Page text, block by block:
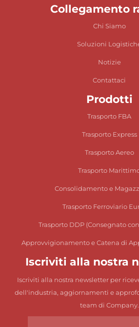
Collegamento
Chi Siamo
Soluzioni
Notizie
Contattaci
Prodotti
Trasporto FBA
Trasporto Express
Trasporto Aereo
Trasporto
Consolidamento e
Trasporto Ferroviario
Trasporto DDP (Consegnato
Approvvigionamento e Catena di
Iscriviti alla nostra
Iscriviti alla nostra newsletter per
dell'industria, aggiornamenti e
team di Company.